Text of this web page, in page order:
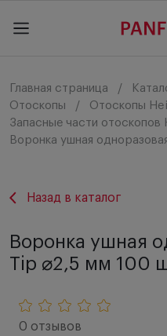
Главная страница
Отоскопы
Отоскопы
Запасные части отоскопов
Воронка ушная
Назад в каталог
Воронка ушная
Tip ⌀2,5 мм 100
0 отзывов